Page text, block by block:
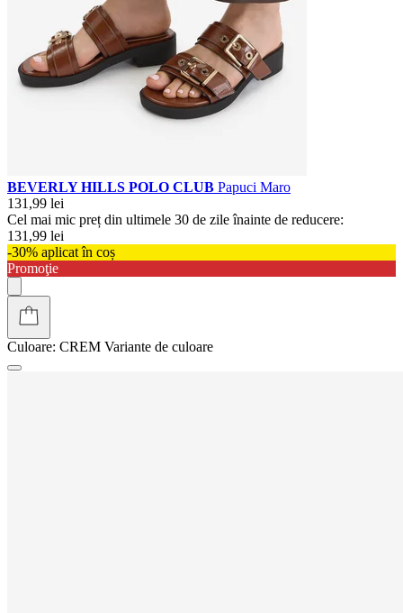
BEVERLY HILLS POLO CLUB Papuci Maro
131,99 lei
Cel mai mic preț din ultimele 30 de zile înainte de reducere:
131,99 lei
-30% aplicat în coș
Promoţie
Culoare: CREM Variante de culoare